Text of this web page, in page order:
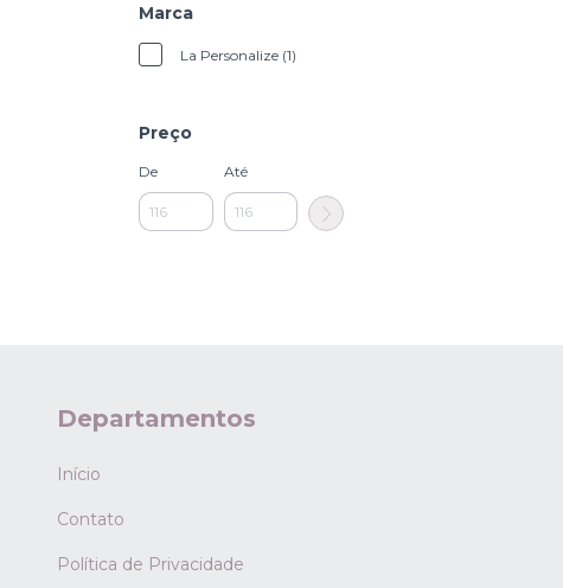
Marca
La Personalize (1)
Preço
De Até
Departamentos
Início
Contato
Política de Privacidade